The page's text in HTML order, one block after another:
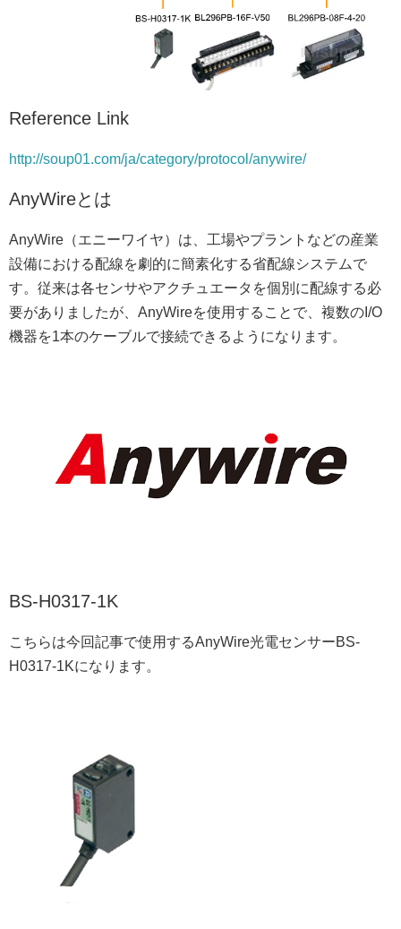
Reference Link
http://soup01.com/ja/category/protocol/anywire/
AnyWireとは
AnyWire（エニーワイヤ）は、工場やプラントなどの産業
設備における配線を劇的に簡素化する省配線システムで
す。従来は各センサやアクチュエータを個別に配線する必
要がありましたが、AnyWireを使用することで、複数のI/O
機器を1本のケーブルで接続できるようになります。
BS-H0317-1K
こちらは今回記事で使用するAnyWire光電センサーBS-
H0317-1Kになります。